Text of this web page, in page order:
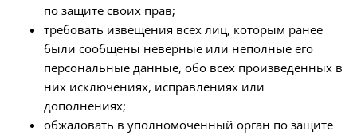
по защите своих прав;
требовать извещения всех лиц, которым ранее
были сообщены неверные или неполные его
персональные данные, обо всех произведенных в
них исключениях, исправлениях или
дополнениях;
обжаловать в уполномоченный орган по защите